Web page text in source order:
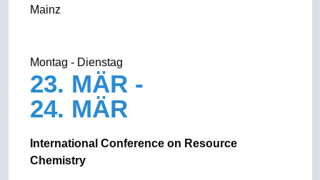
Mainz
Montag - Dienstag
23. MÄR -
24. MÄR
International Conference on Resource
Chemistry